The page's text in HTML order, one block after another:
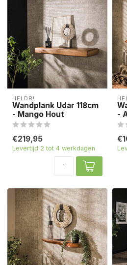
HELDR!
Wandplank Udar 118cm
- Mango Hout
€219,95
Levertijd 2 tot 4 werkdagen
-